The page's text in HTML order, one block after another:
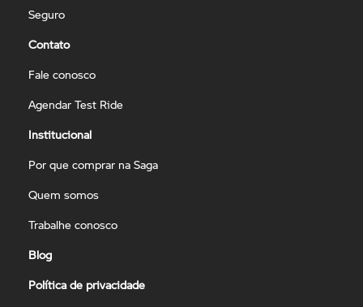
Seguro
Contato
Fale conosco
Agendar Test Ride
Institucional
Por que comprar na Saga
Quem somos
Trabalhe conosco
Blog
Política de privacidade